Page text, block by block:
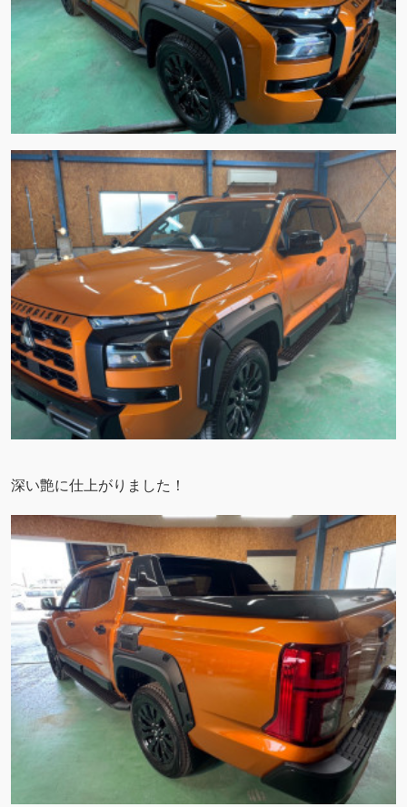
深い艶に仕上がりました！